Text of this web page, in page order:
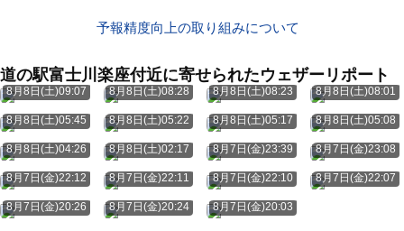
予報精度向上の取り組みについて
道の駅富士川楽座付近に寄せられたウェザーリポート
8月8日(土)09:07 8月8日(土)08:28 8月8日(土)08:23 8月8日(土)08:01
8月8日(土)05:45 8月8日(土)05:22 8月8日(土)05:17 8月8日(土)05:08
8月8日(土)04:26 8月8日(土)02:17 8月7日(金)23:39 8月7日(金)23:08
8月7日(金)22:12 8月7日(金)22:11 8月7日(金)22:10 8月7日(金)22:07
8月7日(金)20:26 8月7日(金)20:24 8月7日(金)20:03